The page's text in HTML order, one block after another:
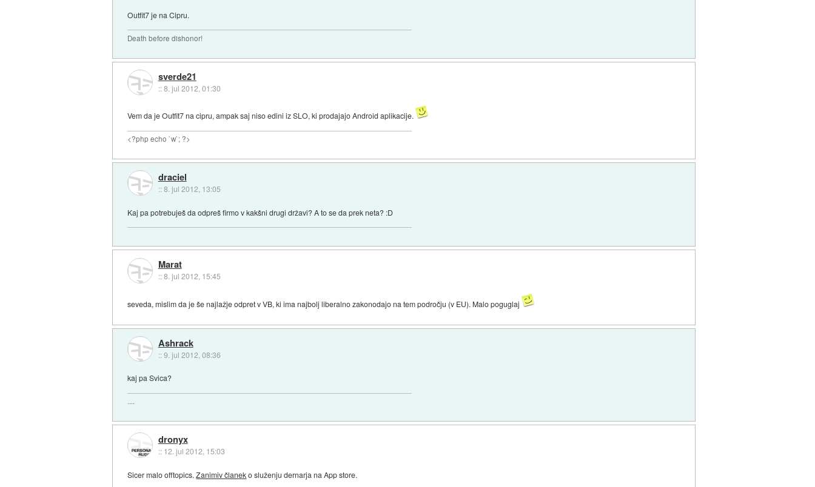
Outfit7 je na Cipru.
Death before dishonor!
sverde21
::8. jul 2012, 01:30
Vem da je Outfit7 na cipru, ampak saj niso edini iz SLO, ki prodajajo Android aplikacije.
<?php echo `w`; ?>
draciel
::8. jul 2012, 13:05
Kaj pa potrebuješ da odpreš firmo v kakšni drugi državi? A to se da prek neta? :D
Marat
::8. jul 2012, 15:45
seveda, mislim da je še najlažje odpret v VB, ki ima najbolj liberalno zakonodajo na tem področju (v EU). Malo poguglaj
Ashrack
::9. jul 2012, 08:36
kaj pa Svica?
....
dronyx
:: 12. jul 2012, 15:03
Sicer malo offtopics.Zanimiv članeko služenju dernarja na App store.